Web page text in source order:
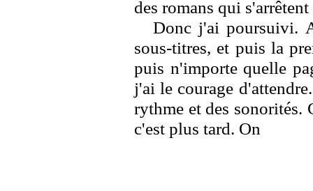
des romans qui
Donc j'ai poursuivi.
sous-titres, et puis la
puis n'importe quelle
j'ai le courage
rythme et des sonorités.
c'est plus tard. On